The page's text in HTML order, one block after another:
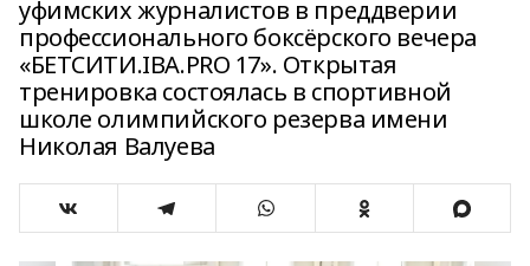
уфимских журналистов в преддверии
профессионального боксёрского вечера
«БЕТСИТИ.IBA.PRO 17». Открытая
тренировка состоялась в спортивной
школе олимпийского резерва имени
Николая Валуева